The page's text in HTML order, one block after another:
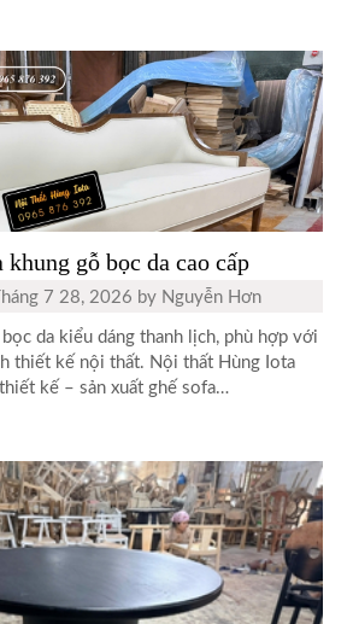
khung gỗ bọc da cao cấp
Tháng 7 28, 2026 by Nguyễn Hơn
da kiểu dáng thanh lịch, phù hợp với
thiết kế nội thất. Nội thất Hùng Iota
kế – sản xuất ghế sofa…